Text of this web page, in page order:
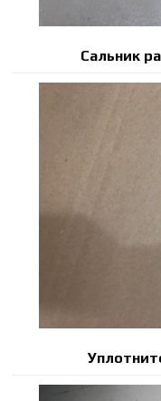
Сальник